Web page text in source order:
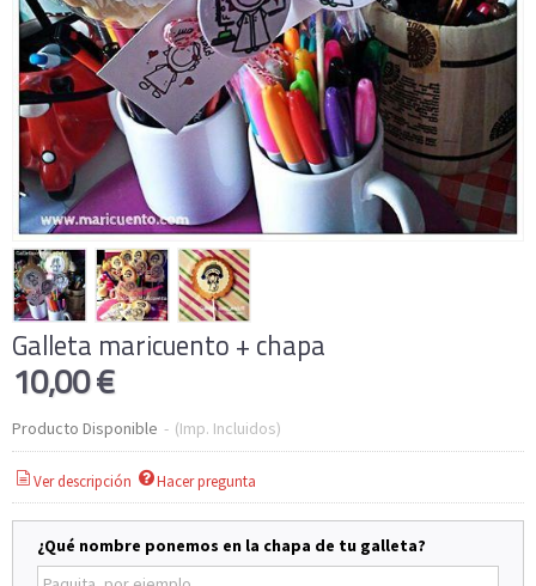
Galleta maricuento + chapa
10,00 €
Producto Disponible - (Imp. Incluidos)
Ver descripción Hacer pregunta
¿Qué nombre ponemos en la chapa de tu galleta?